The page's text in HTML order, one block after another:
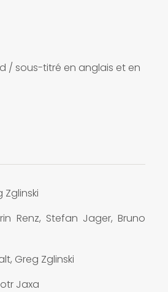
/ sous-titré en anglais et en
Zglinski
Renz, Stefan Jager, Bruno
Greg Zglinski
Jaxa